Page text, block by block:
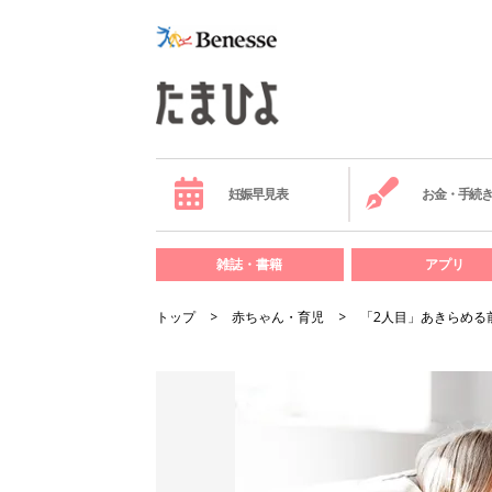
妊娠早見表 お金・手続き
雑誌・書籍 アプリ
トップ 赤ちゃん・育児 「2人目」あきらめ